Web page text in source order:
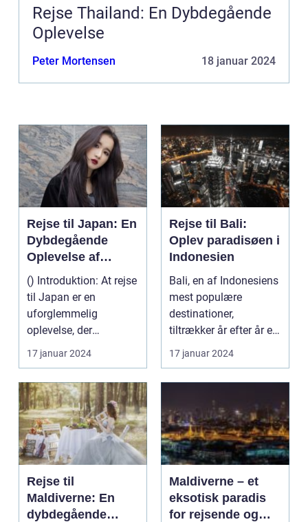
Rejse Thailand: En Dybdegående
Oplevelse
Peter Mortensen 18 januar 2024
Rejse til Japan: En
Dybdegående
Oplevelse af
Kultur og Historie
() Introduktion: At rejse
til Japan er en
uforglemmelig
oplevelse, der
tilfredsstiller enhver
eventy...
17 januar 2024
Rejse til Bali:
Oplev paradisøen i
Indonesien
Bali, en af Indonesiens
mest populære
destinationer,
tiltrækker år efter år et
utal af rejsende og e...
17 januar 2024
Rejse til
Maldiverne: En
dybdegående
Maldiverne – et
eksotisk paradis
for rejsende og